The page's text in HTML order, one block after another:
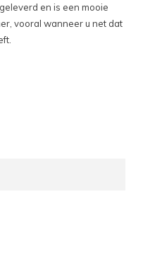
en is een mooie
vooral wanneer u net dat